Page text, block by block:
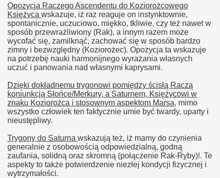
Opozycja Raczego Ascendentu do Koziorożcowego
Księżyca wskazuje, iż raz reaguje on instynktownie,
spontanicznie, uczuciowo, miękko, tkliwie, czy też nawet w
sposób przewrażliwiony (Rak), a innym razem może
wycofać się, zamilknąć, zachować się w sposób bardzo
zimny i bezwzględny (Koziorożec). Opozycja ta wskazuje
na potrzebę nauki harmonijnego wyrażania własnych
uczuć i panowania nad własnymi kaprysami.
Dzięki dokładnemu trygonowi pomiędzy ścisłą Raczą
koniunkcją Słońce/Merkury, a Saturnem, Księżycowi w
znaku Koziorożca i stosownym aspektom Marsa, mimo
wszystko człowiek ten faktycznie umie być twardy, uparty i
nieustępliwy.
Trygony do Saturna wskazują też, iż mamy do czynienia
generalnie z osobowością odpowiedzialną, godną
zaufania, solidną oraz skromną (połączenie Rak-Ryby)!. Te
aspekty to także potwierdzenie niezłej kondycji fizycznej i
wytrzymałości.